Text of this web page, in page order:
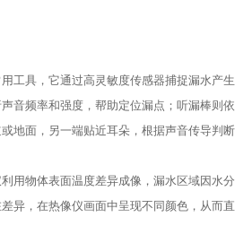
工具，它通过高灵敏度传感器捕捉漏水产生
音频率和强度，帮助定位漏点；听漏棒则依
地面，另一端贴近耳朵，根据声音传导判断
用物体表面温度差异成像，漏水区域因水分
异，在热像仪画面中呈现不同颜色，从而直